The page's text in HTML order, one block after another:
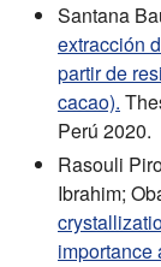
Santana
extracción
partir de
cacao).
Perú 2020.
Rasouli
Ibrahim;
importance